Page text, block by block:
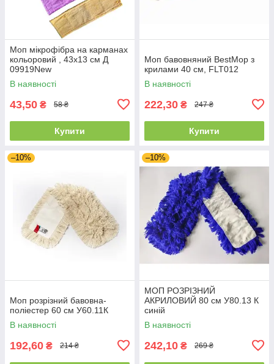
Моп мікрофібра на карманах
кольоровий , 43х13 см Д
09919New
В наявності
43,50 ₴ 58 ₴
Купити
Моп бавовняний BestMop з
крилами 40 см, FLT012
В наявності
222,30 ₴ 247 ₴
Купити
–10%
Моп розрізний бавовна-
поліестер 60 см У60.11К
В наявності
192,60 ₴ 214 ₴
–10%
МОП РОЗРІЗНИЙ
АКРИЛОВИЙ 80 см У80.13 К
синій
В наявності
242,10 ₴ 269 ₴